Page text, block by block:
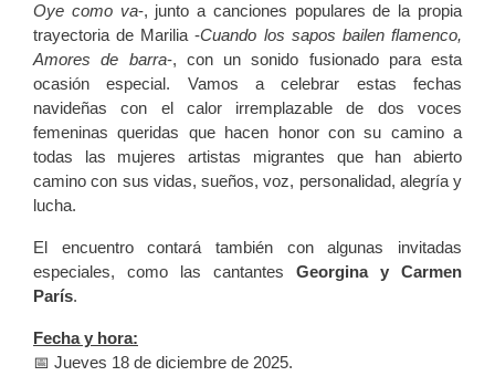
Oye como va-, junto a canciones populares de la propia
trayectoria de Marilia -Cuando los sapos bailen flamenco,
Amores de barra-, con un sonido fusionado para esta
ocasión especial. Vamos a celebrar estas fechas
navideñas con el calor irremplazable de dos voces
femeninas queridas que hacen honor con su camino a
todas las mujeres artistas migrantes que han abierto
camino con sus vidas, sueños, voz, personalidad, alegría y
lucha.
El encuentro contará también con algunas invitadas
especiales, como las cantantes Georgina y Carmen
París.
Fecha y hora:
📅 Jueves 18 de diciembre de 2025.